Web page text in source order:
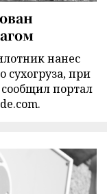
нанес
сухогруза, при
портал